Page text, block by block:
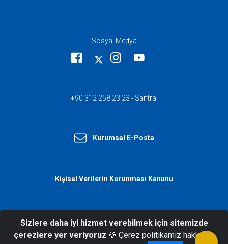
Sosyal Medya
+90 312 258 23 23 - Santral
Kurumsal E-Posta
Kişisel Verilerin Korunması Kanunu
© 2026 T.C. İçişleri Bakanlığı Afet ve
Acil Durum Yönetimi Başkanlığı
Sizlere daha iyi hizmet verebilmek için sitemizde
çerezlere yer veriyoruz 🍪 Çerez politikamız hakkında